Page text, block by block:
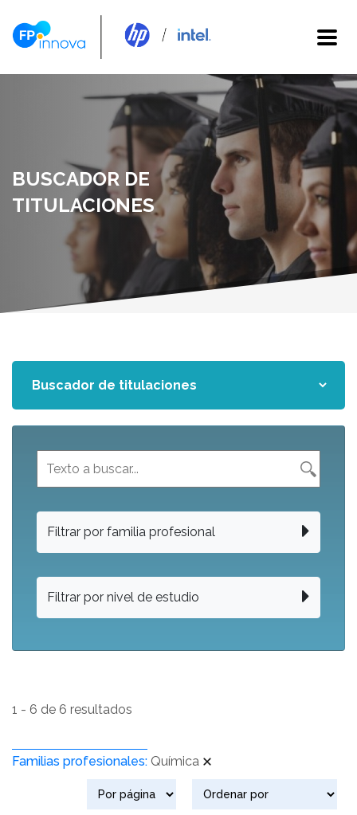
BUSCADOR DE
TITULACIONES
1 - 6 de 6 resultados
Familias profesionales: Química
Filtrar por familia profesional
Filtrar por nivel de estudio